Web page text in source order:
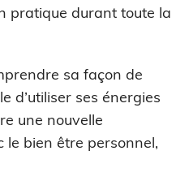
pratique durant toute la
sa façon de
d’utiliser ses énergies
une nouvelle
le bien être personnel,